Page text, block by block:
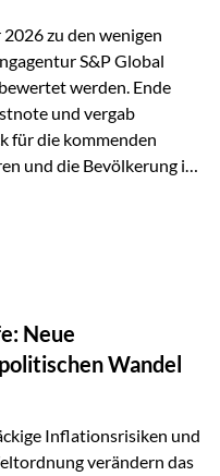
zu den wenigen
S&P Global
werden. Ende
und vergab
für die kommenden
und die Bevölkerung ist
das Vertrauen
Geopolitische
und
Exportmärkten
Wirtschaft.
Neue
Wandel
Inflationsrisiken und
verändern das